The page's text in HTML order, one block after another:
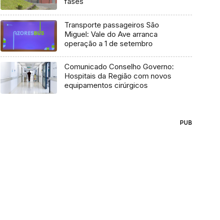
Transporte passageiros São
Miguel: Vale do Ave arranca
operação a 1 de setembro
Comunicado Conselho Governo:
Hospitais da Região com novos
equipamentos cirúrgicos
PUB